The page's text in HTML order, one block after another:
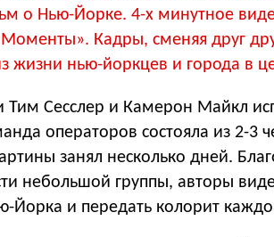
о Нью-Йорке. 4-х минутное
Кадры, сменяя друг
жизни нью-йоркцев и города в
Тим Сесслер и Камерон Майкл
операторов состояла из 2-3
занял несколько дней.
небольшой группы, авторы
Йорка и передать колорит